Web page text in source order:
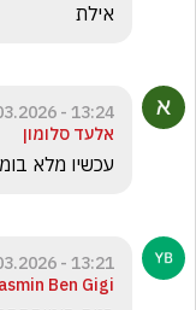
אילת
13:24 - 14.03.2026
אלעד סלומון
עכשיו מלא
13:21 - 14.03.2026
Ben Gigi